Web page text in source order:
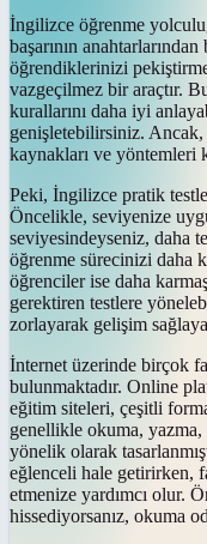
İngilizce öğrenme
başarının
öğrendiklerinizi
vazgeçilmez bir araçtır.
kurallarını daha iyi
genişletebilirsiniz.
kaynakları ve yöntemleri
Peki, İngilizce pratik
Öncelikle, seviyenize
seviyesindeyseniz, daha
öğrenme sürecinizi daha
öğrenciler ise daha
gerektiren testlere
zorlayarak gelişim
İnternet üzerinde birçok
bulunmaktadır. Online
eğitim siteleri, çeşitli
genellikle okuma,
yönelik olarak
eğlenceli hale getirirken,
etmenize yardımcı olur.
hissediyorsanız, okuma